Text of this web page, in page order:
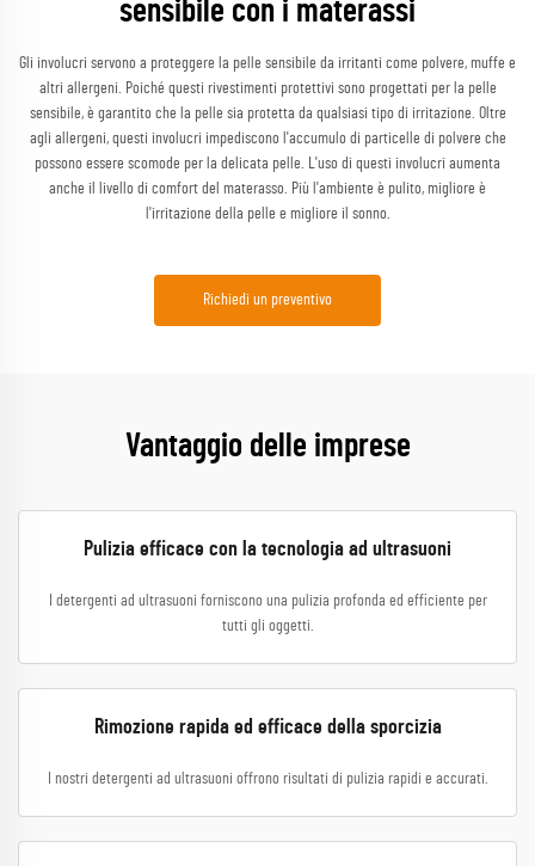
sensibile con i materassi
Gli involucri servono a proteggere la pelle sensibile da irritanti come polvere, muffe e
altri allergeni. Poiché questi rivestimenti protettivi sono progettati per la pelle
sensibile, è garantito che la pelle sia protetta da qualsiasi tipo di irritazione. Oltre
agli allergeni, questi involucri impediscono l'accumulo di particelle di polvere che
possono essere scomode per la delicata pelle. L'uso di questi involucri aumenta
anche il livello di comfort del materasso. Più l'ambiente è pulito, migliore è
l'irritazione della pelle e migliore il sonno.
Richiedi un preventivo
Vantaggio delle imprese
Pulizia efficace con la tecnologia ad ultrasuoni
I detergenti ad ultrasuoni forniscono una pulizia profonda ed efficiente per
tutti gli oggetti.
Rimozione rapida ed efficace della sporcizia
I nostri detergenti ad ultrasuoni offrono risultati di pulizia rapidi e accurati.